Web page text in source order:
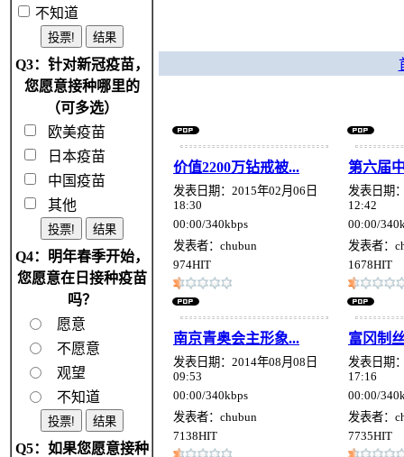
不知道
Q3：针对新冠疫苗，
您愿意接种哪里的
（可多选）
欧美疫苗
日本疫苗
中国疫苗
其他
Q4：明年春季开始，
您愿意在日接种疫苗
吗？
愿意
不愿意
观望
不知道
Q5：如果您愿意接种
价值2200万钻戒被...
发表日期：2015年02月06日
18:30
00:00/340kbps
发表者：chubun
974HIT
第六届
发表日期
12:42
00:00/
发表者：
1678HIT
南京青奥会主形象...
发表日期：2014年08月08日
09:53
00:00/340kbps
发表者：chubun
7138HIT
富冈制
发表日期
17:16
00:00/
发表者：
7735HIT